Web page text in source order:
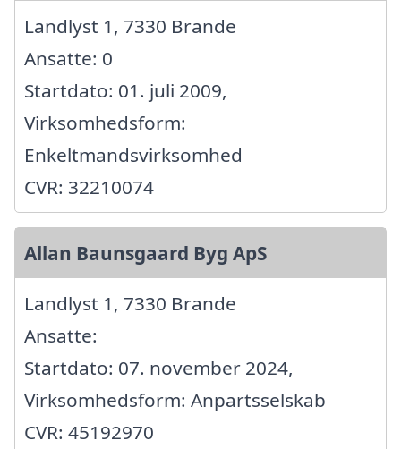
Landlyst 1, 7330 Brande
Ansatte: 0
Startdato: 01. juli 2009,
Virksomhedsform:
Enkeltmandsvirksomhed
CVR: 32210074
Allan Baunsgaard Byg ApS
Landlyst 1, 7330 Brande
Ansatte:
Startdato: 07. november 2024,
Virksomhedsform: Anpartsselskab
CVR: 45192970